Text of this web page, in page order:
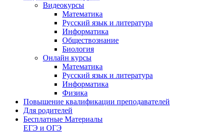
Видеокурсы
Математика
Русский язык и литература
Информатика
Обществознание
Биология
Онлайн курсы
Математика
Русский язык и литература
Информатика
Физика
Повышение квалификации преподавателей
Для родителей
Бесплатные Материалы
ЕГЭ и ОГЭ